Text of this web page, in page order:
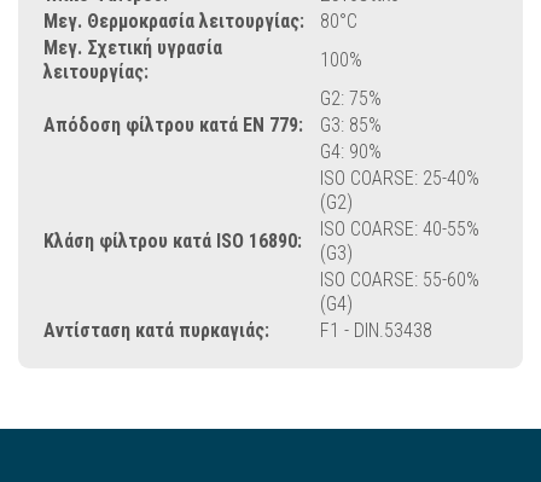
Μεγ. Θερμοκρασία λειτουργίας:
80°C
Μεγ. Σχετική υγρασία
λειτουργίας:
100%
Απόδοση φίλτρου κατά ΕΝ 779:
G2: 75%
G3: 85%
G4: 90%
Κλάση φίλτρου κατά ISO 16890:
ISO COARSE: 25-40%
(G2)
ISO COARSE: 40-55%
(G3)
ISO COARSE: 55-60%
(G4)
Αντίσταση κατά πυρκαγιάς:
F1 - DIN.53438